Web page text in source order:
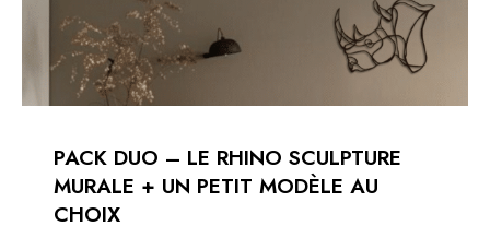
PACK DUO – LE RHINO SCULPTURE
MURALE + UN PETIT MODÈLE AU
CHOIX